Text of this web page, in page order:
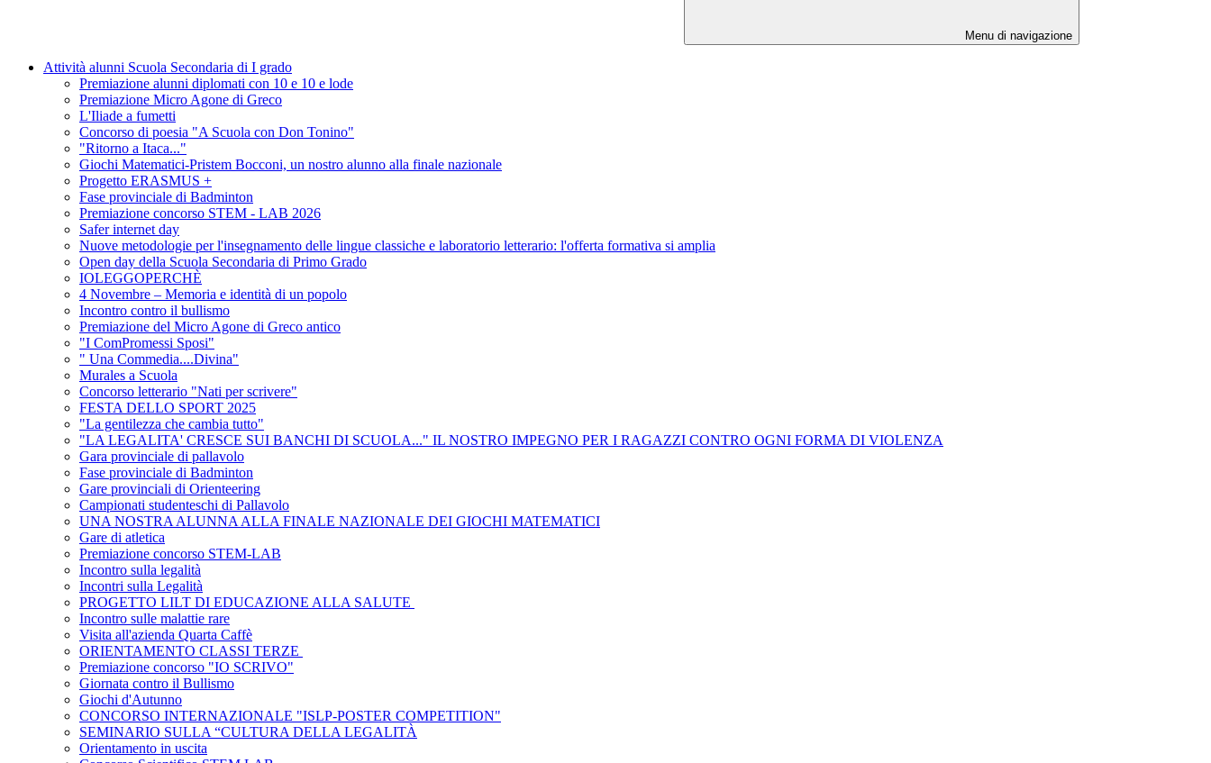
Menu di navigazione
Attività alunni Scuola Secondaria di I grado
Premiazione alunni diplomati con 10 e 10 e lode
Premiazione Micro Agone di Greco
L'Iliade a fumetti
Concorso di poesia "A Scuola con Don Tonino"
"Ritorno a Itaca..."
Giochi Matematici-Pristem Bocconi, un nostro alunno alla finale nazionale
Progetto ERASMUS +
Fase provinciale di Badminton
Premiazione concorso STEM - LAB 2026
Safer internet day
Nuove metodologie per l'insegnamento delle lingue classiche e laboratorio letterario: l'offerta formativa si amplia
Open day della Scuola Secondaria di Primo Grado
IOLEGGOPERCHÈ
4 Novembre – Memoria e identità di un popolo
Incontro contro il bullismo
Premiazione del Micro Agone di Greco antico
"I ComPromessi Sposi"
" Una Commedia....Divina"
Murales a Scuola
Concorso letterario "Nati per scrivere"
FESTA DELLO SPORT 2025
"La gentilezza che cambia tutto"
"LA LEGALITA' CRESCE SUI BANCHI DI SCUOLA..." IL NOSTRO IMPEGNO PER I RAGAZZI CONTRO OGNI FORMA DI VIOLENZA
Gara provinciale di pallavolo
Fase provinciale di Badminton
Gare provinciali di Orienteering
Campionati studenteschi di Pallavolo
UNA NOSTRA ALUNNA ALLA FINALE NAZIONALE DEI GIOCHI MATEMATICI
Gare di atletica
Premiazione concorso STEM-LAB
Incontro sulla legalità
Incontri sulla Legalità
PROGETTO LILT DI EDUCAZIONE ALLA SALUTE
Incontro sulle malattie rare
Visita all'azienda Quarta Caffè
ORIENTAMENTO CLASSI TERZE
Premiazione concorso "IO SCRIVO"
Giornata contro il Bullismo
Giochi d'Autunno
CONCORSO INTERNAZIONALE "ISLP-POSTER COMPETITION"
SEMINARIO SULLA “CULTURA DELLA LEGALITÀ
Orientamento in uscita